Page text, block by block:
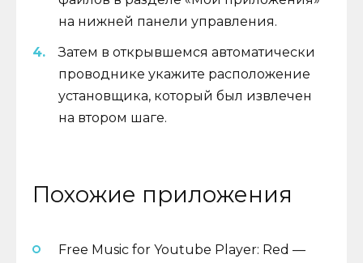
на нижней панели управления.
Затем в открывшемся автоматически
проводнике укажите расположение
установщика, который был извлечен
на втором шаге.
Похожие приложения
Free Music for Youtube Player: Red —